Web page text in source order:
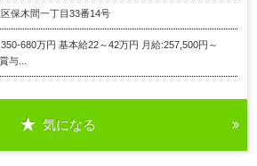
保木間一丁目33番14号
680万円 基本給22～42万円 月給:257,500円～
与...
気になる